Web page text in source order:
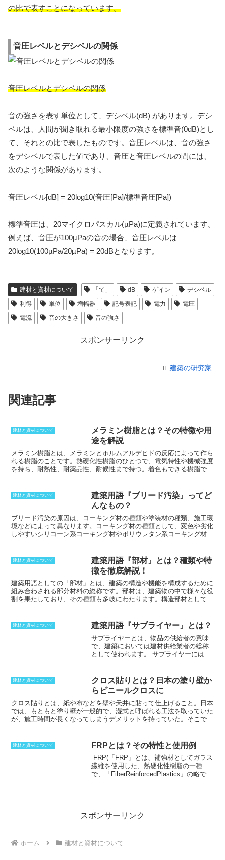
の比で表すことになっています。
音圧レベルとデシベルの関係
音圧レベルとデシベルの関係
音の強さを表す単位として、デシベル(dB) があります。デシ
ベルは、人間が聞き取れる最小限度の強さを標準音(0dB)とし
て、それとの比で表したものです。音圧レベルは、音の強さ
をデシベルで表した値であり、音圧と音圧レベルの間には、
次のような関係があります。
音圧レベル[dB] = 20log10(音圧[Pa]/標準音圧[Pa])
標準音圧は、20マイクロパスカル(µPa)に定義されています。
例えば、音圧が100µPaの音の場合、音圧レベルは
20log10(100µPa/20µPa) = 20dBとなります。
建材と資材について 「て」 dB ゲイン
デシベル
利得
単位 増幅器 記号表記 電力
電圧
電流
音の大きさ 音の強さ
スポンサーリンク
建築の研究家
関連記事
建材と資材について
メラミン樹脂とは？その特徴や用
途を解説
メラミン樹脂とは 、メラミンとホルムアルデヒドの反応によって作ら
れる樹脂のことです。熱硬化性樹脂のひとつで、 電気特性や機械強度
を持ち、耐熱性、耐薬品性、耐候性まで持つ 。着色もできる樹脂であ
も美しくなることから、化粧板としても利用価値が高いです。ただ
し、耐酸性ということでは劣ることから、成型時にも注意が必要とな
ります。接着剤として利用した場合には、プラスチック系よりも可使
時間は長くすることができるため、利用価値が広いものの、タイイン
サートクラック性と耐汚染性の面ではプラスチック系に劣ります。
建材と資材について
建築用語『ブリード汚染』ってど
んなもの？
ブリード汚染の原因は、コーキング材の種類や塗装材の種類、施工環
境などによって異なります。
コーキング材の種類として、変色や劣化
しやすいシリコーン系コーキング材やポリウレタン系コーキング材を
汚染が起こりやすいです。施工環境として、直射日光の当たる場所や
高温多湿の場所では、ブリード汚染が起こりやすいです。知識が少な
い状態でのDIYによる施工は、ブリード汚染の原因となることが多い
ので、注意が必要です。
建材と資材について
建築用語『部材』とは？種類や特
徴を徹底解説！
建築用語としての「部材」とは、建築の構造や機能を構成するために
組み合わされる部分材料の総称です。部材は、建築物の中で様々な役
割を果たしており、その種類も多岐にわたります。構造部材として
しては、内装材や外装材、天井材や収納棚など、構造体と区別された
部材のことを指します。
また、装飾部材とは、彫刻装飾や壁面装飾な
どの芸術的な要素を備えた部材のことを指し、建築部材とは、工場で
製造される柱や梁などの建築用プレキャスト部材の総称です。このよ
うに、部材という用語は、建築において幅広く使用されています。
建材と資材について 建築用語『サプライヤー』とは？
サプライヤーとは、物品の供給者の意味
で、建築においては建材供給業者の総称
として使われます。
サプライヤーには、
（＝建材店）と呼ばれるものが含まれま
すが、それぞれの定義はあいまいになっ
ています。 サプライヤーの語源は、
supplierという英単語で、供給源、仕入
先、納品業者といった意味を持ちます 。
例えば、小売業者からするとメーカーや
料メーカーや部材メーカー、製造機械メ
ーカーなどがサプライヤーと言えます。
建材と資材について
クロス貼りとは？日本の塗り壁か
らビニールクロスに
クロス貼り とは、紙や布などを壁や天井に貼って仕上げること。
日本
では、もともと塗り壁が一般的で、湿式と呼ばれる工法を取っていた
が、施工時間が長くなってしまうデメリットを持っていた。 そこで、
はほとんどの物件がクロス貼りになった。ビニールや布だけではな
く、紙や無機材といった物も利用されているため、環境にあった物を
選択することが可能。もっと大きなシェアになっているのはビニール
クロスで、膨大なバリエーションが存在する。不燃処理を施した紙を
裏打ちすることで、火災時の安全性も高めている。
建材と資材について FRPとは？その特性と使用例
-FRP(「FRP」とは、補強材としてガラス
繊維を使用した、熱硬化性樹脂の一種
で、「FiberReinforcedPlastics」の略であ
の滑り台などの遊具、レーシングカーの
ボディカウル、スポーツカーのパーツ、
ーのゲーム機の筐体などに使用されてい
る。FRPは、軽くて強度が高く、腐食し
スポンサーリンク
ホーム 建材と資材について